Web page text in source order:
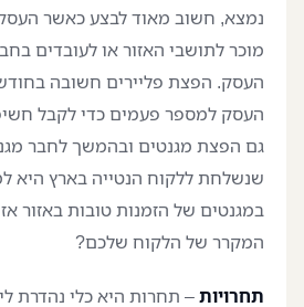
נמצא, חשוב מאוד לבצע כאשר
מוכר לתושבי האזור או לעובדים
העסק. הפצת פליירים חשובה
העסק למספר פעמים כדי לקבל
גם הפצת מגנטים ובהמשך לחבר
שנשלחת ללקוח הנטייה בארץ היא
במגנטים של הזמנות טובות באזור
המקרר של הלקוח שלכם?
תחרויות– תחרות היא כלי נהדרת